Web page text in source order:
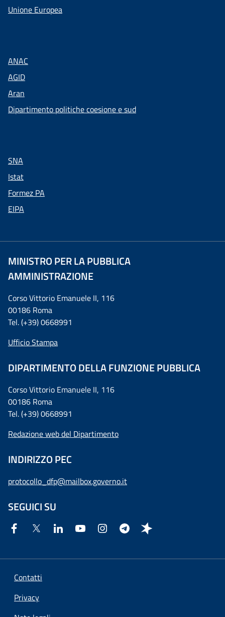
Unione Europea
ANAC
AGID
Aran
Dipartimento politiche coesione e sud
SNA
Istat
Formez PA
EIPA
MINISTRO PER LA PUBBLICA
AMMINISTRAZIONE
Corso Vittorio Emanuele II, 116
00186 Roma
Tel. (+39) 0668991
Ufficio Stampa
DIPARTIMENTO DELLA FUNZIONE PUBBLICA
Corso Vittorio Emanuele II, 116
00186 Roma
Tel. (+39) 0668991
Redazione web del Dipartimento
INDIRIZZO PEC
protocollo_dfp@mailbox.governo.it
SEGUICI SU
Contatti
Privacy